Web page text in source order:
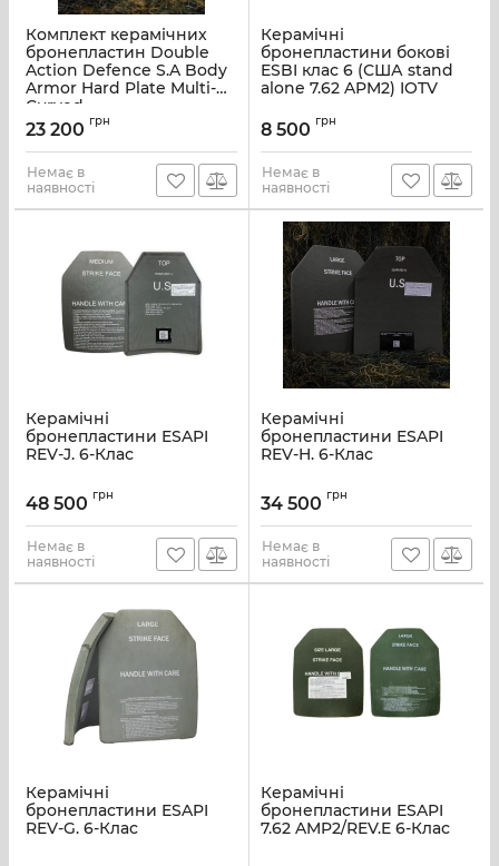
Комплект керамічних
бронепластин Double
Action Defence S.A Body
Armor Hard Plate Multi-
Curved
23 200 грн
Немає в
наявності
Керамічні
бронепластини бокові
ESBI клас 6 (США stand
alone 7.62 APM2) IOTV
8 500 грн
Немає в
наявності
Керамічні
бронепластини ESAPI
REV-J. 6-Клас
48 500 грн
Немає в
наявності
Керамічні
бронепластини ESAPI
REV-H. 6-Клас
34 500 грн
Немає в
наявності
Керамічні
бронепластини ESAPI
REV-G. 6-Клас
Керамічні
бронепластини ESAPI
7.62 AMP2/REV.E 6-Клас